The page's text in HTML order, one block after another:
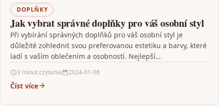
DOPLŇKY
Jak vybrat správné doplňky pro váš osobní styl
Při vybírání správných doplňků pro váš osobní styl je
důležité zohlednit svou preferovanou estetiku a barvy, které
ladí s vaším oblečením a osobností. Nejlepší…
3 minut czytania 2024-01-08
Číst více